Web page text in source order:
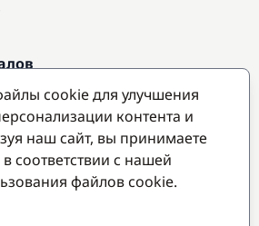
cookie для улучшения
контента и
наш сайт, вы принимаете
соответствии с нашей
файлов cookie.